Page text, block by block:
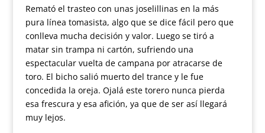
Remató el trasteo con unas joselillinas en la más
pura línea tomasista, algo que se dice fácil pero que
conlleva mucha decisión y valor. Luego se tiró a
matar sin trampa ni cartón, sufriendo una
espectacular vuelta de campana por atracarse de
toro. El bicho salió muerto del trance y le fue
concedida la oreja. Ojalá este torero nunca pierda
esa frescura y esa afición, ya que de ser así llegará
muy lejos.